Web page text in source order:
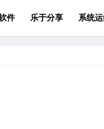
件 乐于分享 系统